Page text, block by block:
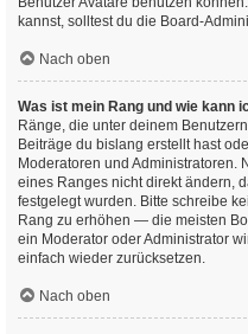
kannst, solltest du die Board-
Nach oben
Was ist mein Rang und wie kann
Ränge, die unter deinem
Beiträge du bislang erstellt hast
Moderatoren und Administratoren.
eines Ranges nicht direkt ändern,
festgelegt wurden. Bitte schreibe
Rang zu erhöhen — die meisten
ein Moderator oder Administrator
einfach wieder zurücksetzen.
Nach oben